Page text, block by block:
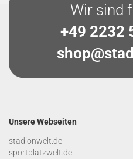
Wir sind
+49 2232
Unsere Webseiten
stadionwelt.de
sportplatzwelt.de